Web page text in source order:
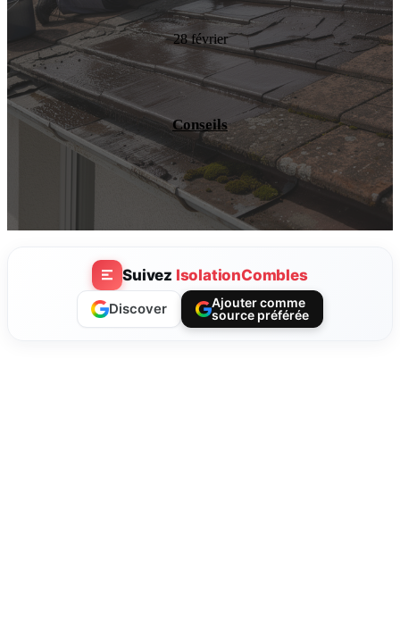
28 février
Conseils
Suivez IsolationCombles
Discover
Ajouter comme
source préférée